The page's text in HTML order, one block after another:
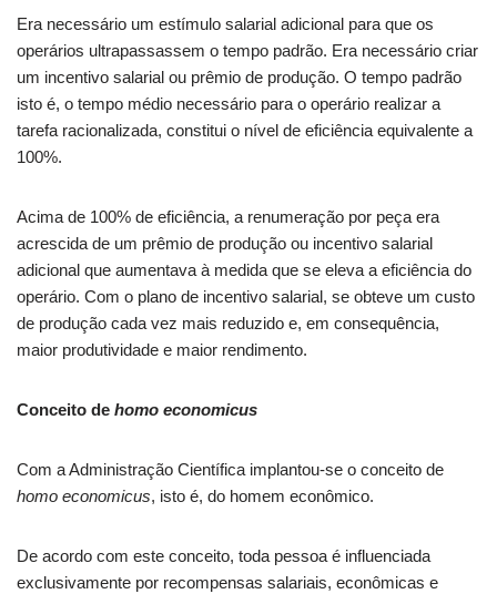
Era necessário um estímulo salarial adicional para que os
operários ultrapassassem o tempo padrão. Era necessário criar
um incentivo salarial ou prêmio de produção. O tempo padrão
isto é, o tempo médio necessário para o operário realizar a
tarefa racionalizada, constitui o nível de eficiência equivalente a
100%.
Acima de 100% de eficiência, a renumeração por peça era
acrescida de um prêmio de produção ou incentivo salarial
adicional que aumentava à medida que se eleva a eficiência do
operário. Com o plano de incentivo salarial, se obteve um custo
de produção cada vez mais reduzido e, em consequência,
maior produtividade e maior rendimento.
Conceito de homo economicus
Com a Administração Científica implantou-se o conceito de
homo economicus, isto é, do homem econômico.
De acordo com este conceito, toda pessoa é influenciada
exclusivamente por recompensas salariais, econômicas e